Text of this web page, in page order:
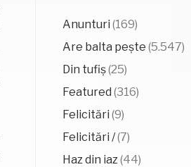
Anunturi (169)
Are balta pește (5.547)
Din tufiș(25)
Featured (316)
Felicitări (9)
Felicitări /(7)
Haz din iaz(44)